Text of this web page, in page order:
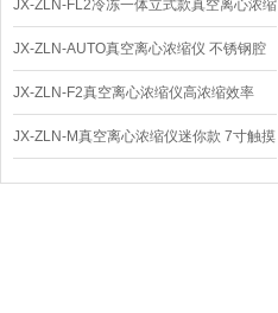
JX-ZLN-FL2冷冻一体立式款真空离心浓缩
仪 低温功能
JX-ZLN-AUTO真空离心浓缩仪 不锈钢腔
体
JX-ZLN-F2真空离心浓缩仪高浓缩效率
JX-ZLN-M真空离心浓缩仪迷你款 7寸触摸
屏